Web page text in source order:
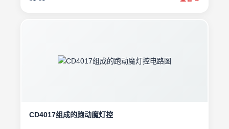
CD4017组成的跑动魔灯控